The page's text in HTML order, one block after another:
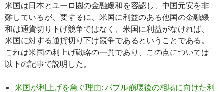
米国は日本とユーロ圏の金融緩和を容認し、中国元安を非
難しているが、要するに、米国に利益のある他国の金融緩
和は通貨切り下げ競争ではなく、米国に利益がなければ、
米国に対する通貨切り下げ競争であるということである。
これは米国の利上げ戦略の一貫であり、この点については
以下の記事で説明した。
米国が利上げを急ぐ理由: バブル崩壊後の相場に向けた利